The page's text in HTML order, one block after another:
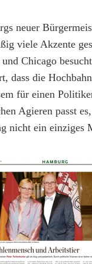
neuer
viele Akzente
Chicago
dass die
für einen
Agieren passt
nicht ein einziges